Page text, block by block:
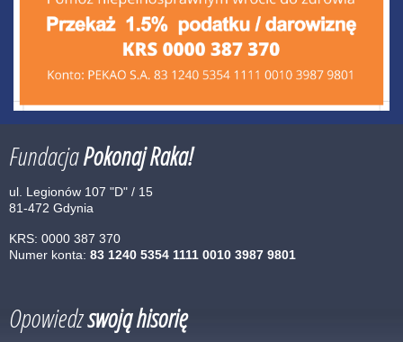
FundacjaPokonaj Raka!
ul. Legionów 107 "D" / 15
81-472 Gdynia
KRS: 0000 387 370
Numer konta: 83 1240 5354 1111 0010 3987 9801
Opowiedzswoją hisorię